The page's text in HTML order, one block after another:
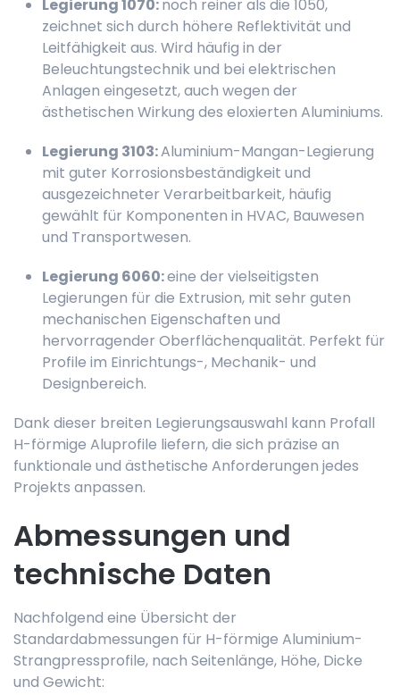
Legierung 1070:noch reiner als die 1050,
zeichnet sich durch höhere Reflektivität und
Leitfähigkeit aus. Wird häufig in der
Beleuchtungstechnik und bei elektrischen
Anlagen eingesetzt, auch wegen der
ästhetischen Wirkung des eloxierten Aluminiums.
Legierung 3103:Aluminium-Mangan-Legierung
mit guter Korrosionsbeständigkeit und
ausgezeichneter Verarbeitbarkeit, häufig
gewählt für Komponenten in HVAC, Bauwesen
und Transportwesen.
Legierung 6060:eine der vielseitigsten
Legierungen für die Extrusion, mit sehr guten
mechanischen Eigenschaften und
hervorragender Oberflächenqualität. Perfekt für
Profile im Einrichtungs-, Mechanik- und
Designbereich.
Dank dieser breiten Legierungsauswahl kann Profall
H-förmige Aluprofile liefern, die sich präzise an
funktionale und ästhetische Anforderungen jedes
Projekts anpassen.
Abmessungen und
technische Daten
Nachfolgend eine Übersicht der
Standardabmessungen für H-förmige Aluminium-
Strangpressprofile, nach Seitenlänge, Höhe, Dicke
und Gewicht: